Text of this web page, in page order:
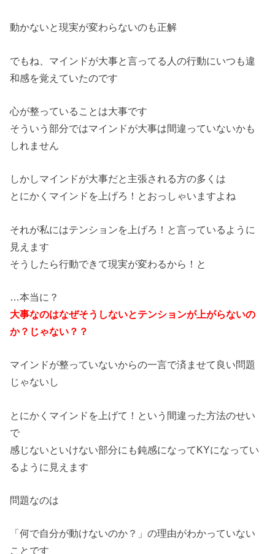
動かないと現実が変わらないのも正解
でもね、マインドが大事と言ってる人の行動にいつも違
和感を覚えていたのです
心が整っていることは大事です
そういう部分ではマインドが大事は間違っていないかも
しれません
しかしマインドが大事だと主張される方の多くは
とにかくマインドを上げろ！とおっしゃいますよね
それが私にはテンションを上げろ！と言っているように
見えます
そうしたら行動できて現実が変わるから！と
…本当に？
大事なのはなぜそうしないとテンションが上がらないの
か？じゃない？？
マインドが整っていないからの一言で済ませて良い問題
じゃないし
とにかくマインドを上げて！という間違った方法のせい
で
感じないといけない部分にも鈍感になってKYになってい
るように見えます
問題なのは
「何で自分が動けないのか？」の理由がわかっていない
ことです